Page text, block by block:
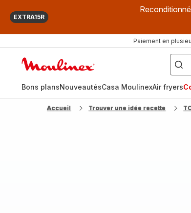
EXTRA15R
Paiement en
["Que
vous
?",
fryer",
Bons plansNouveautésCasa MoulinexAir fryers
Accueil Trouver une idée recette